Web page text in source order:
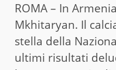
ROMA – In
Mkhitaryan. Il
stella della
ultimi risultati